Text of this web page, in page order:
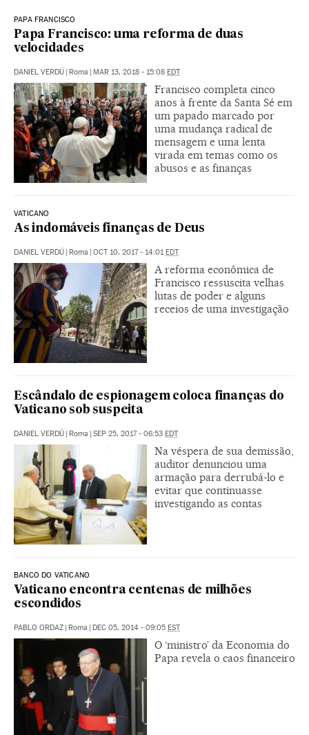
PAPA FRANCISCO
Papa Francisco: uma reforma de duas
velocidades
DANIEL VERDÚ Roma MAR 13, 2018 - 15:08 EDT
Francisco completa cinco
anos à frente da Santa Sé em
um papado marcado por
uma mudança radical de
mensagem e uma lenta
virada em temas como os
abusos e as finanças
VATICANO
As indomáveis finanças de Deus
DANIEL VERDÚ Roma OCT 10, 2017 - 14:01 EDT
A reforma econômica de
Francisco ressuscita velhas
lutas de poder e alguns
receios de uma investigação
Escândalo de espionagem coloca finanças do
Vaticano sob suspeita
DANIEL VERDÚ | Roma | SEP 25, 2017 - 06:53 EDT
Na véspera de sua demissão,
auditor denunciou uma
armação para derrubá-lo e
evitar que continuasse
investigando as contas
BANCO DO VATICANO
Vaticano encontra centenas de milhões
escondidos
PABLO ORDAZ | Roma | DEC 05, 2014 - 09:05 EST
O ‘ministro’ da Economia do
Papa revela o caos financeiro